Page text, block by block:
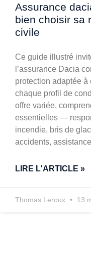
Assurance
bien choisir sa
civile
Ce guide illustré
l’assurance Dacia
protection adaptée à
chaque profil de
offre variée,
essentielles —
incendie, bris de
accidents,
LIRE L'ARTICLE »
Thomas Leroux 13